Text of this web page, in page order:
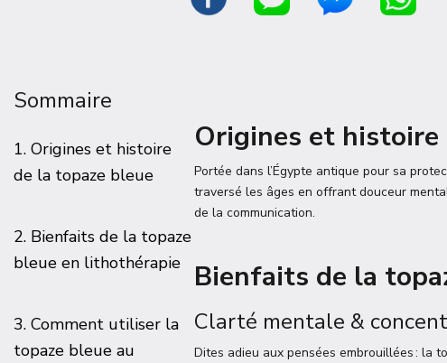
Sommaire
1. Origines et histoire
de la topaze bleue
2. Bienfaits de la topaze
bleue en lithothérapie
3. Comment utiliser la
topaze bleue au
Origines et
Portée dans l’Égypte antique pour sa
traversé les âges en offrant douceur
de la communication.
Bienfaits de la
Clarté mentale &
Dites adieu aux pensées embrouillées : la